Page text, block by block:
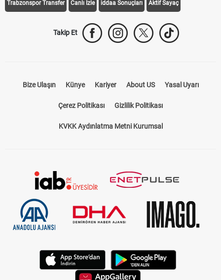
Trabzonspor Transfer Canlı İzle iddaa Sonuçları Aktif Sayaç
Takip Et
Bize Ulaşın Künye Kariyer About US Yasal Uyarı
Çerez Politikası Gizlilik Politikası
KVKK Aydınlatma Metni Kurumsal